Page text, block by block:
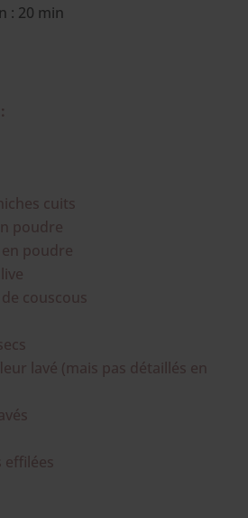
: 20 min
cuits
poudre
poudre
couscous
lavé (mais pas détaillés en
effilées